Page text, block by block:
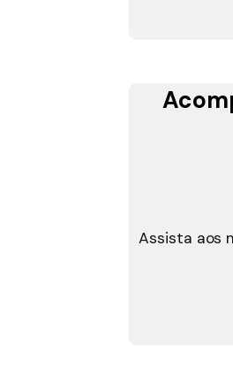
Assista aos